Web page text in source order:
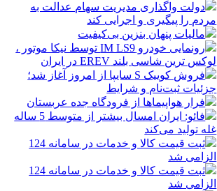
دولت واگذاری مدیریت سهام عدالت به
مردم را پیگیری و اجرایی کند
مالیات پنهان بنزین بی‌کیفیت
رونمایی خودرو IM LS9 توسط نیکا موتور ،
لوکس ترین شاسی بلند EREV در ایران
فروش کوییک S سایپا از امروز آغاز شد؛
جزئیات ثبت‌نام و شرایط
فرار هواپیماها از فرودگاه جده عربستان
فائو: ایران امسال بیشتر از متوسط 5 ساله
غله تولید می‌کند
ثبت قیمت کالا و خدمات در سامانه 124
الزامی شد
ثبت قیمت کالا و خدمات در سامانه 124
الزامی شد